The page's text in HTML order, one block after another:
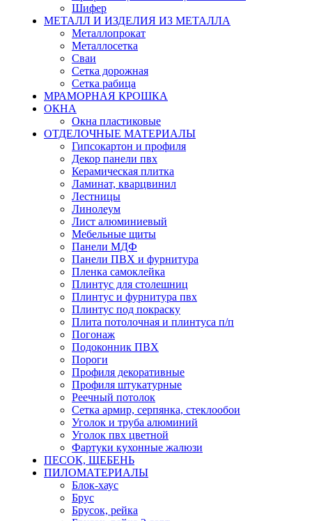
Шифер
МЕТАЛЛ И ИЗДЕЛИЯ ИЗ МЕТАЛЛА
Металлопрокат
Металлосетка
Сваи
Сетка дорожная
Сетка рабица
МРАМОРНАЯ КРОШКА
ОКНА
Окна пластиковые
ОТДЕЛОЧНЫЕ МАТЕРИАЛЫ
Гипсокартон и профиля
Декор панели пвх
Керамическая плитка
Ламинат, кварцвинил
Лестницы
Линолеум
Лист алюминиевый
Мебельные щиты
Панели МДФ
Панели ПВХ и фурнитура
Пленка самоклейка
Плинтус для столешниц
Плинтус и фурнитура пвх
Плинтус под покраску
Плита потолочная и плинтуса п/п
Погонаж
Подоконник ПВХ
Пороги
Профиля декоративные
Профиля штукатурные
Реечный потолок
Сетка армир, серпянка, стеклообои
Уголок и труба алюминий
Уголок пвх цветной
Фартуки кухонные жалюзи
ПЕСОК, ЩЕБЕНЬ
ПИЛОМАТЕРИАЛЫ
Блок-хаус
Брус
Брусок, рейка